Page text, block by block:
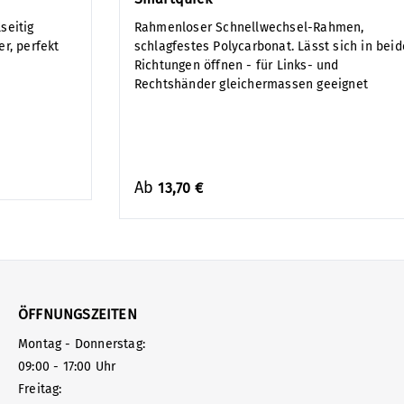
perfekt
Rahmenloser Schnellwechsel-Rahmen,
schlagfestes Polycarbonat. Lässt sich in
Richtungen öffnen - für Links- und
Rechtshänder gleichermassen geeignet
Ab13,70 €
ÖFFNUNGSZEITEN
Montag - Donnerstag:
09:00 - 17:00 Uhr
Freitag: